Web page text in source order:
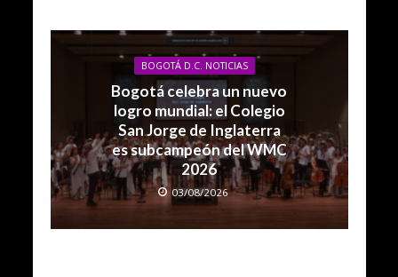
BOGOTÁ D.C. NOTICIAS
Bogotá celebra un nuevo
logro mundial: el Colegio
San Jorge de Inglaterra
es subcampeón del WMC
2026
03/08/2026